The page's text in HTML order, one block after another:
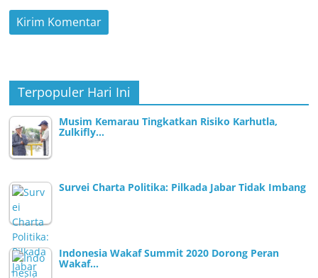
Terpopuler Hari Ini
Musim Kemarau Tingkatkan Risiko Karhutla,
Zulkifly…
Survei Charta Politika: Pilkada Jabar Tidak Imbang
Indonesia Wakaf Summit 2020 Dorong Peran
Wakaf…